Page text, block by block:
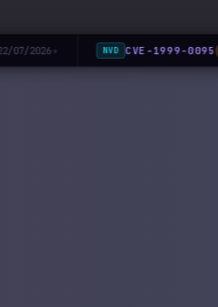
07/2026 ◆ NVD CVE-1999-0095